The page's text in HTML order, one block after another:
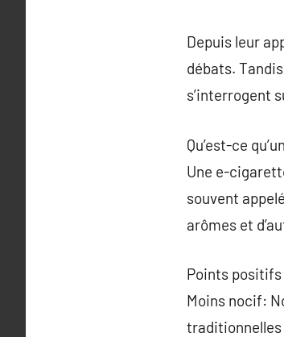
Depuis leur
débats.
s’interrogent
Qu’est-ce
Une e-
souvent
arômes et
Points positifs
Moins nocif:
traditionnelles